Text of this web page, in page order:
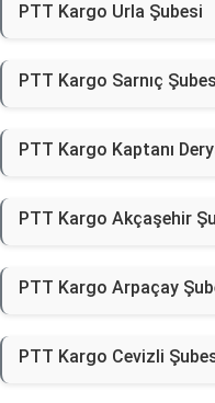
PTT Kargo Urla Şubesi
PTT Kargo Sarnıç
PTT Kargo Kaptanı
PTT Kargo Akçaşehir
PTT Kargo Arpaçay
PTT Kargo Cevizli